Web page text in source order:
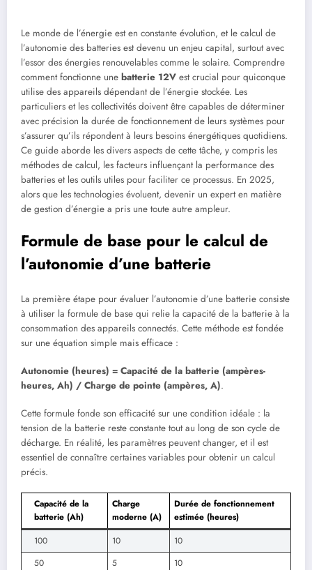
Le monde de l’énergie est en constante évolution, et le calcul de
l’autonomie des batteries est devenu un enjeu capital, surtout avec
l’essor des énergies renouvelables comme le solaire. Comprendre
comment fonctionne une batterie 12V est crucial pour quiconque
utilise des appareils dépendant de l’énergie stockée. Les
particuliers et les collectivités doivent être capables de déterminer
avec précision la durée de fonctionnement de leurs systèmes pour
s’assurer qu’ils répondent à leurs besoins énergétiques quotidiens.
Ce guide aborde les divers aspects de cette tâche, y compris les
méthodes de calcul, les facteurs influençant la performance des
batteries et les outils utiles pour faciliter ce processus. En 2025,
alors que les technologies évoluent, devenir un expert en matière
de gestion d’énergie a pris une toute autre ampleur.
Formule de base pour le calcul de
l’autonomie d’une batterie
La première étape pour évaluer l’autonomie d’une batterie consiste
à utiliser la formule de base qui relie la capacité de la batterie à la
consommation des appareils connectés. Cette méthode est fondée
sur une équation simple mais efficace :
Autonomie (heures) = Capacité de la batterie (ampères-
heures, Ah) / Charge de pointe (ampères, A).
Cette formule fonde son efficacité sur une condition idéale : la
tension de la batterie reste constante tout au long de son cycle de
décharge. En réalité, les paramètres peuvent changer, et il est
essentiel de connaître certaines variables pour obtenir un calcul
précis.
Capacité de la
batterie (Ah)
Charge
moderne (A)
Durée de fonctionnement
estimée (heures)
100
10
10
50
5 10